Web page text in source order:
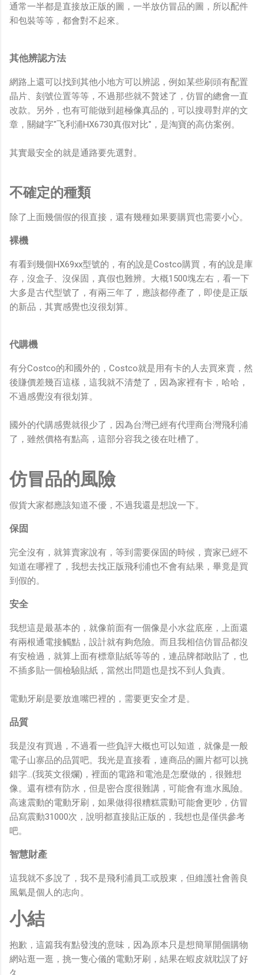
通常一半都是直接放正版的圖，一半放仿冒品的圖，所以配件
和包裝等等，都會對不起來。
其他辨認方法
網路上還可以找到其他小地方可以辨認，例如某些刷頭有配置
晶片、刻號位置等等，不過那些就不贅述了，仿冒的總會一直
改款。另外，也有可能做到超極像真品的，可以搜尋對岸的文
章，關鍵字"飞利浦HX6730真假对比"，是淘寶的高仿案例。
其實最安全的就是通路要先選對。
不確定的種類
除了上面幾個假的很直接，還有幾種如果要購買也需要小心。
裸機
有看到幾個HX69xx型號的，有的說是Costco購買，有的說是庫
存，沒盒子、沒保固，真假也難辨。大概1500塊左右，看一下
大多是古代型號了，有兩三年了，應該都停產了，即使是正版
的新品，其實感覺也沒很划算。
代購機
有分Costco的和國外的，Costco就是用有卡的人去買來賣，然
後賺價差幾百這樣，這我就不清楚了，因為家裡有卡，哈哈，
不過感覺沒有很划算。
國外的代購感覺就很少了，因為台灣已經有代理商台灣飛利浦
了，雖然價格有點高，這部分容我之後在吐槽了。
仿冒品的風險
假貨大家都應該知道不優，不過我還是想說一下。
保固
完全沒有，就算賣家說有，等到需要保固的時候，賣家已經不
知道在哪裡了，我想去找正版飛利浦也不會有結果，畢竟是買
到假的。
安全
我想這是最基本的，就像前面有一個像是小水盆底座，上面還
有兩根通電接觸點，設計就有夠危險。而且我相信仿冒品都沒
有安檢過，就算上面有標章貼紙等等的，連品牌都敢貼了，也
不插多貼一個檢驗貼紙，當然出問題也是找不到人負責。
電動牙刷是要放進嘴巴裡的，需要更安全才是。
品質
我是沒有買過，不過看一些負評大概也可以知道，就像是一般
電子山寨品的品質吧。我光是直接看，連商品的圖片都可以挑
錯字...(我英文很爛)，裡面的電路和電池是怎麼做的，很難想
像。還有標有防水，但是密合度很難講，可能會有進水風險。
高速震動的電動牙刷，如果做得很糟糕震動可能會更吵，仿冒
品寫震動31000次，說明都直接貼正版的，我想也是僅供參考
吧。
智慧財產
這我就不多說了，我不是飛利浦員工或股東，但維護社會善良
風氣是個人的志向。
小結
抱歉，這篇我有點發洩的意味，因為原本只是想簡單開個購物
網站逛一逛，挑一隻心儀的電動牙刷，結果在蝦皮就耽誤了好